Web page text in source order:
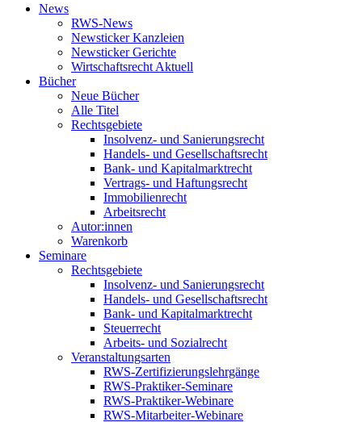
News
RWS-News
Newsticker Kanzleien
Newsticker Gerichte
Wirtschaftsrecht Aktuell
Bücher
Neue Bücher
Alle Titel
Rechtsgebiete
Insolvenz- und Sanierungsrecht
Handels- und Gesellschaftsrecht
Bank- und Kapitalmarktrecht
Vertrags- und Haftungsrecht
Immobilienrecht
Arbeitsrecht
Autor:innen
Warenkorb
Seminare
Rechtsgebiete
Insolvenz- und Sanierungsrecht
Handels- und Gesellschaftsrecht
Bank- und Kapitalmarktrecht
Steuerrecht
Arbeits- und Sozialrecht
Veranstaltungsarten
RWS-Zertifizierungslehrgänge
RWS-Praktiker-Seminare
RWS-Praktiker-Webinare
RWS-Mitarbeiter-Webinare